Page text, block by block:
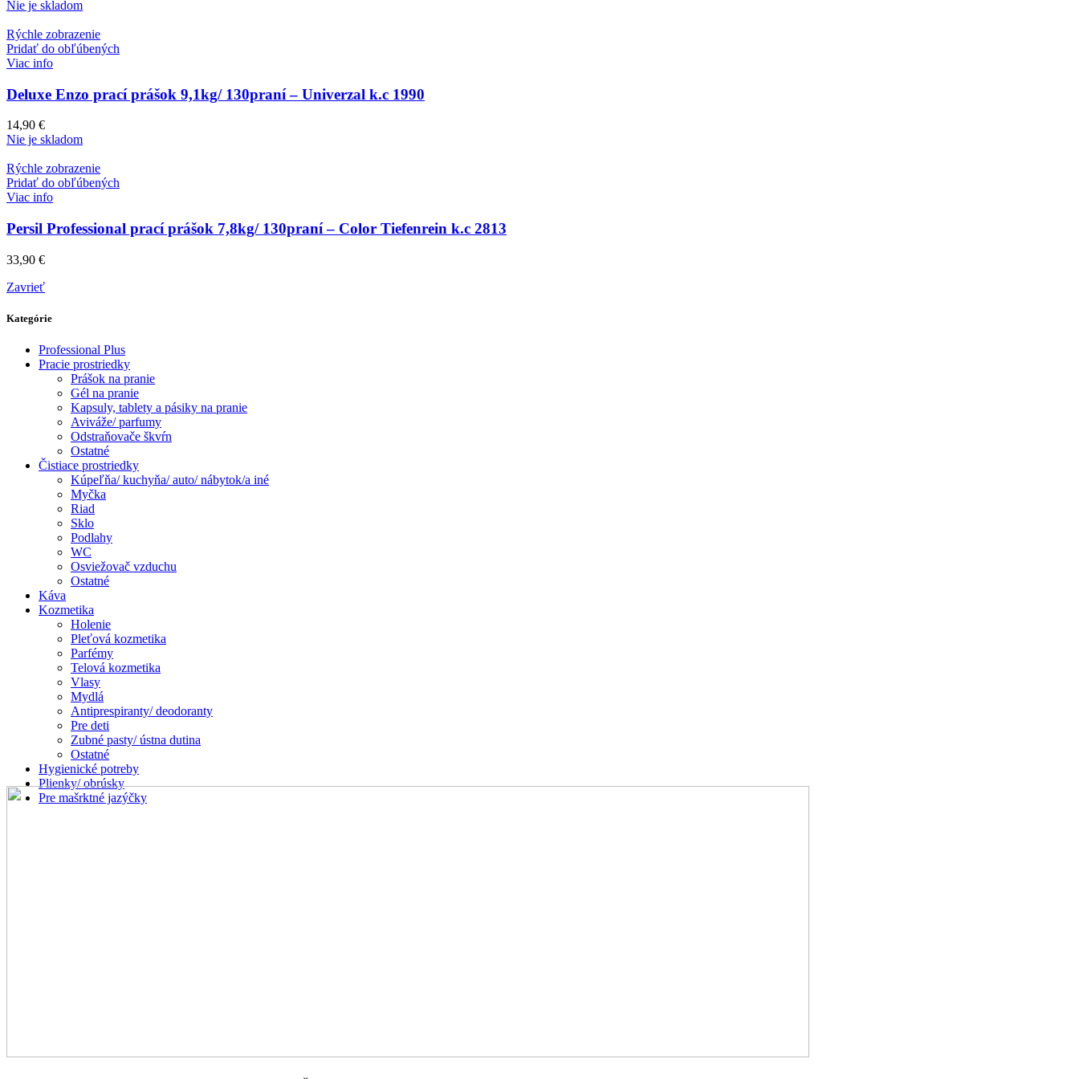
Nie je skladom
Rýchle zobrazenie
Pridať do obľúbených
Viac info
Deluxe Enzo prací prášok 9,1kg/ 130praní – Univerzal k.c 1990
14,90 €
Nie je skladom
Rýchle zobrazenie
Pridať do obľúbených
Viac info
Persil Professional prací prášok 7,8kg/ 130praní – Color Tiefenrein k.c 2813
33,90 €
Zavrieť
Kategórie
Professional Plus
Pracie prostriedky
Prášok na pranie
Gél na pranie
Kapsuly, tablety a pásiky na pranie
Aviváže/ parfumy
Odstraňovače škvŕn
Ostatné
Čistiace prostriedky
Kúpeľňa/ kuchyňa/ auto/ nábytok/a iné
Myčka
Riad
Sklo
Podlahy
WC
Osviežovač vzduchu
Ostatné
Káva
Kozmetika
Holenie
Pleťová kozmetika
Parfémy
Telová kozmetika
Vlasy
Mydlá
Antiprespiranty/ deodoranty
Pre deti
Zubné pasty/ ústna dutina
Ostatné
Hygienické potreby
Plienky/ obrúsky
Pre mašrktné jazýčky